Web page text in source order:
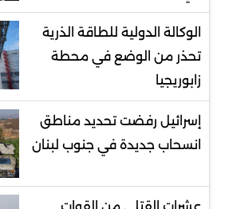
الوكالة الدولية للطاقة الذرية
تحذر من الوضع في محطة
زابوريجيا
إسرائيل رفضت تحديد مناطق
انسحاب جديدة في جنوب لبنان
عشرات القتلى من القوات